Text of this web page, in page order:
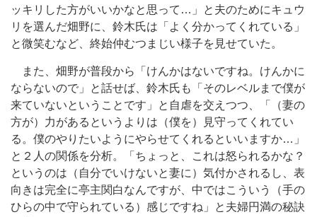
ッキリした方がいいかなと思って…」と夫のためにキュウ
リを選んだ畑野に、鈴木氏は「よく分かってくれている」
と微笑むなど、終始仲むつまじい様子を見せていた。
また、畑野が普段から「けんかはないですね。けんかに
ならないので」と話せば、鈴木氏も「そのレベルまで僕が
来ていないということです」と自虐を交えつつ、「（妻の
方が）力があるというよりは（僕を）見守ってくれてい
る。僕のやりたいようにやらせてくれるといいますか…」
と２人の関係を分析。「ちょっと、これは怒られるかな？
というのは（自分でいけないと妻に）気付かされるし、表
向きは完全に亭主関白なんですが、中ではこういう（手の
ひらの中で守られている）感じですね」と夫婦円満の秘訣